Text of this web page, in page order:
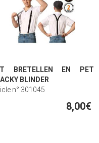
BRETELLEN EN PET
BLINDER
n° 301045
8,00€